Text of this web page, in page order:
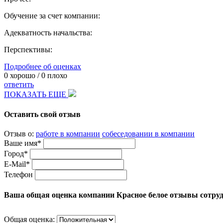
Обучение за счет компании:
Адекватность начальства:
Перспективы:
Подробнее об оценках
0 хорошо /0 плохо
ответить
ПОКАЗАТЬ ЕЩЕ
Оставить свой отзыв
Отзыв о: работе в компании собеседовании в компании
Ваше имя*
Город*
E-Mail*
Телефон
Ваша общая оценка компании Красное белое отзывы
Общая оценка: